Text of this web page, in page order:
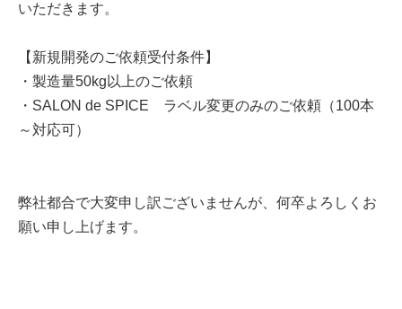
いただきます。
【新規開発のご依頼受付条件】
・製造量50kg以上のご依頼
・SALON de SPICE ラベル変更のみのご依頼（100本
～対応可）
弊社都合で大変申し訳ございませんが、何卒よろしくお
願い申し上げます。